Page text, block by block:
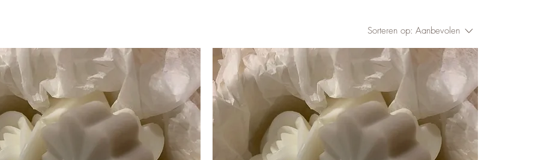
Sorteren op: Aanbevolen